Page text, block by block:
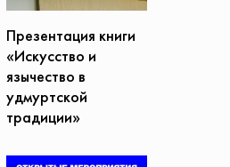
Презентация книги
«Искусство и
язычество в
удмуртской
традиции»